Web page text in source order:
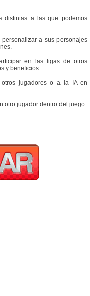
distintas a las que podemos
a sus personajes
en las ligas de otros
y beneficios.
jugadores o a la IA en
otro jugador dentro del juego.